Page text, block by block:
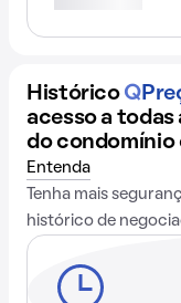
Histórico Q
acesso a
do condomínio
Entenda
Tenha mais
histórico de